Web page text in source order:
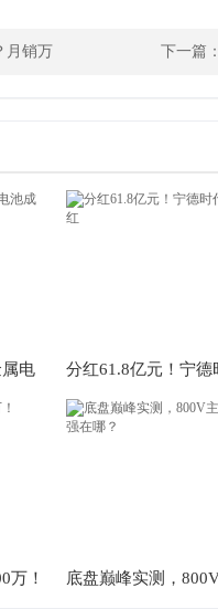
月销万 下一篇：
电
分红61.8亿元！宁德
中期分红
万！
底盘巅峰实测，